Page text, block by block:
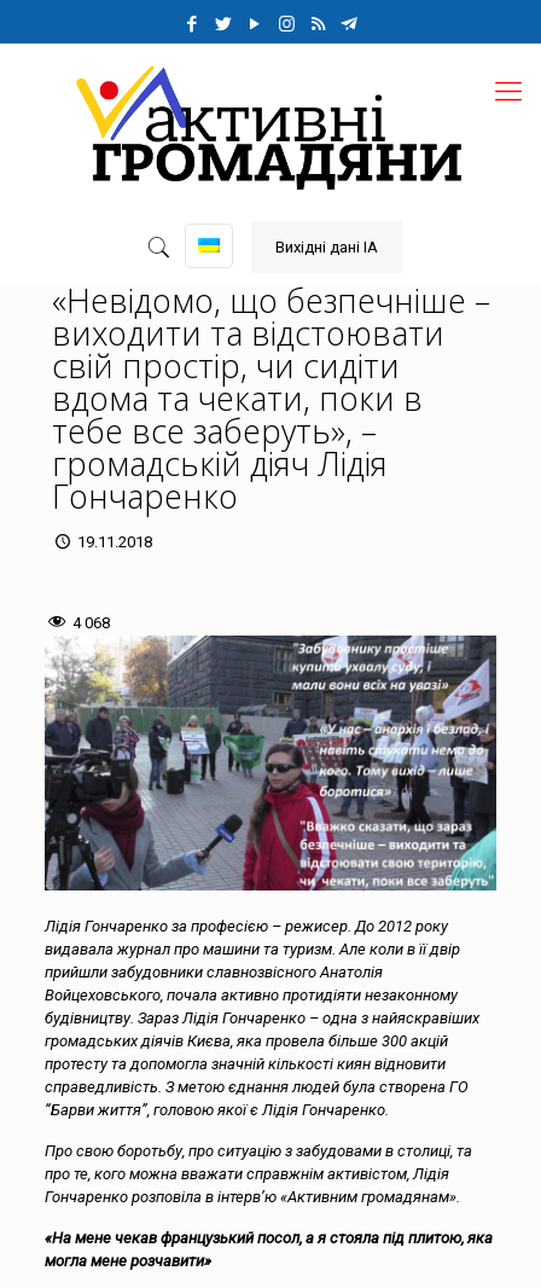
Вихідні дані ІА
«Невідомо, що безпечніше –
виходити та відстоювати
свій простір, чи сидіти
вдома та чекати, поки в
тебе все заберуть», –
громадській діяч Лідія
Гончаренко
19.11.2018
4 068
Лідія Гончаренко за професією – режисер. До 2012 року
видавала журнал про машини та туризм. Але коли в її двір
прийшли забудовники славнозвісного Анатолія
Войцеховського, почала активно протидіяти незаконному
будівництву. Зараз Лідія Гончаренко – одна з найяскравіших
громадських діячів Києва, яка провела більше 300 акцій
протесту та допомогла значній кількості киян відновити
справедливість. З метою єднання людей була створена ГО
“Барви життя”, головою якої є Лідія Гончаренко.
Про свою боротьбу, про ситуацію з забудовами в столиці, та
про те, кого можна вважати справжнім активістом, Лідія
Гончаренко розповіла в інтерв’ю «Активним громадянам».
«На мене чекав французький посол, а я стояла під плитою, яка
могла мене розчавити»